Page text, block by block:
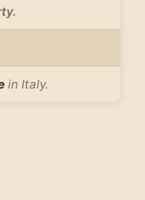
in Italy.